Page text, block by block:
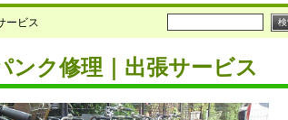
ンデータ消去出張サービス
除代行サービス 【川崎市川崎区】生活支援サービス
ービス
ンク修理｜出張サービス